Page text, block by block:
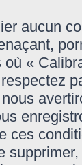
aucun
«
ces